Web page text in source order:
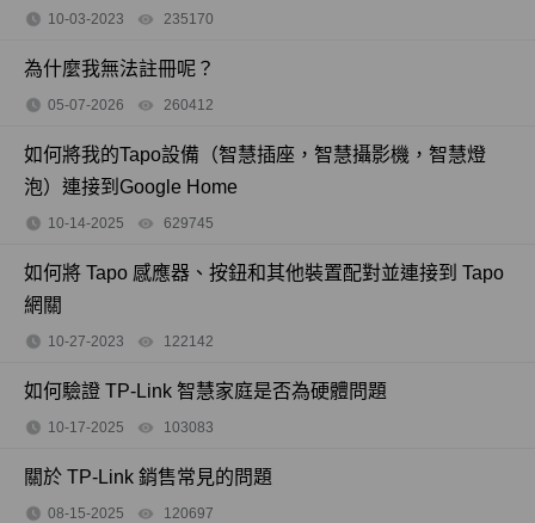
10-03-2023 235170
為什麼我無法註冊呢？
05-07-2026 260412
如何將我的Tapo設備（智慧插座，智慧攝影機，智慧燈
泡）連接到Google Home
10-14-2025 629745
如何將 Tapo 感應器、按鈕和其他裝置配對並連接到 Tapo
網關
10-27-2023 122142
如何驗證 TP-Link 智慧家庭是否為硬體問題
10-17-2025 103083
關於 TP-Link 銷售常見的問題
08-15-2025 120697